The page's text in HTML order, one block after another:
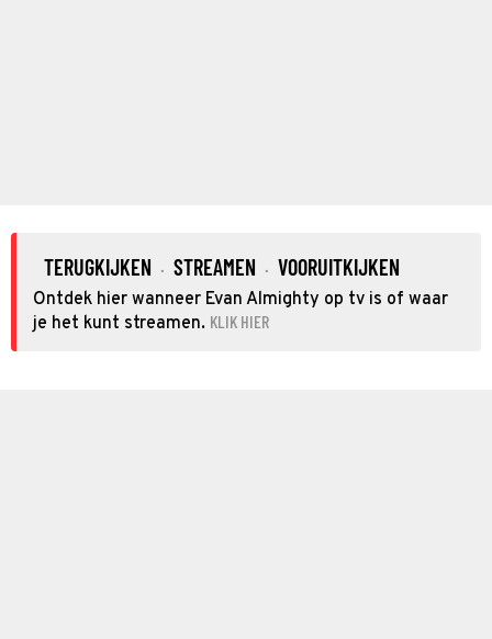
TERUGKIJKEN · STREAMEN · VOORUITKIJKEN
Ontdek hier wanneer Evan Almighty op tv is of waar
je het kunt streamen. KLIK HIER